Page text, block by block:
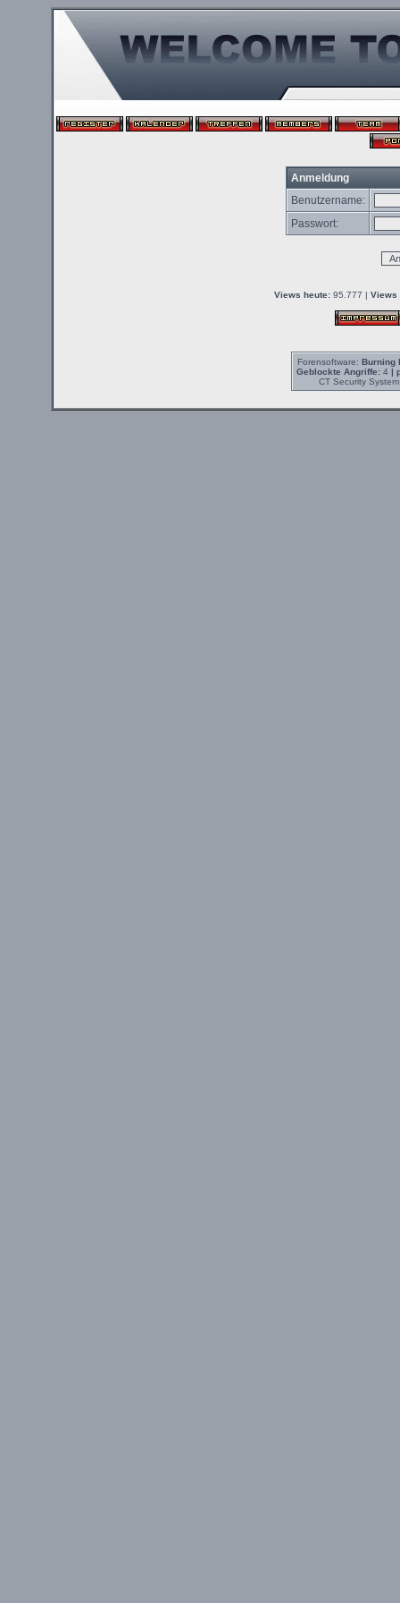
Anmeldung
Benutzername:
Passwort:
Views heute: 95.777 | Views
Forensoftware: Burning
Geblockte Angriffe:4 |
CT Security